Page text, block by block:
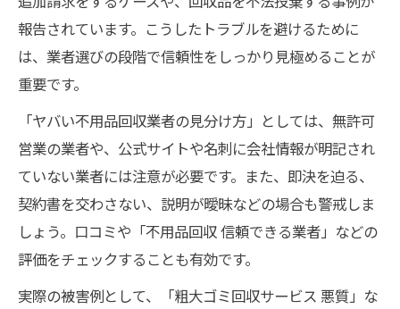
報告されています。こうしたトラブルを避けるために
は、業者選びの段階で信頼性をしっかり見極めることが
重要です。
「ヤバい不用品回収業者の見分け方」としては、無許可
営業の業者や、公式サイトや名刺に会社情報が明記され
ていない業者には注意が必要です。また、即決を迫る、
契約書を交わさない、説明が曖昧などの場合も警戒しま
しょう。口コミや「不用品回収 信頼できる業者」などの
評価をチェックすることも有効です。
実際の被害例として、「粗大ゴミ回収サービス 悪質」な